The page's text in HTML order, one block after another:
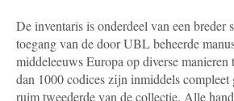
De inventaris is onderdeel van een breder
toegang van de door UBL beheerde
middeleeuws Europa op diverse manieren
dan 1000 codices zijn inmiddels compleet
ruim tweederde van de collectie. Alle